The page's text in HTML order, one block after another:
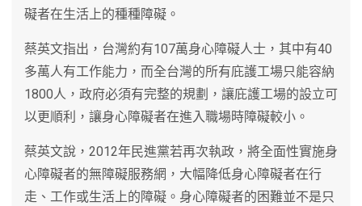
礙者在生活上的種種障礙。
蔡英文指出，台灣約有107萬身心障礙人士，其中有40
多萬人有工作能力，而全台灣的所有庇護工場只能容納
1800人，政府必須有完整的規劃，讓庇護工場的設立可
以更順利，讓身心障礙者在進入職場時障礙較小。
蔡英文說，2012年民進黨若再次執政，將全面性實施身
心障礙者的無障礙服務網，大幅降低身心障礙者在行
走、工作或生活上的障礙。身心障礙者的困難並不是只